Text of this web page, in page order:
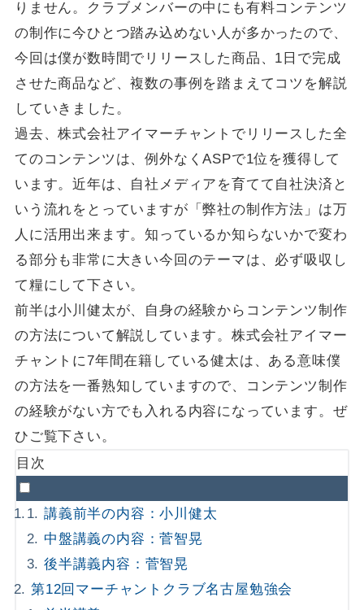
りません。クラブメンバーの中にも有料コンテンツ
の制作に今ひとつ踏み込めない人が多かったので、
今回は僕が数時間でリリースした商品、1日で完成
させた商品など、複数の事例を踏まえてコツを解説
していきました。
過去、株式会社アイマーチャントでリリースした全
てのコンテンツは、例外なくASPで1位を獲得して
います。近年は、自社メディアを育てて自社決済と
いう流れをとっていますが「弊社の制作方法」は万
人に活用出来ます。知っているか知らないかで変わ
る部分も非常に大きい今回のテーマは、必ず吸収し
て糧にして下さい。
前半は小川健太が、自身の経験からコンテンツ制作
の方法について解説しています。株式会社アイマー
チャントに7年間在籍している健太は、ある意味僕
の方法を一番熟知していますので、コンテンツ制作
の経験がない方でも入れる内容になっています。ぜ
ひご覧下さい。
目次
講義前半の内容：小川健太
中盤講義の内容：菅智晃
後半講義内容：菅智晃
第12回マーチャントクラブ名古屋勉強会